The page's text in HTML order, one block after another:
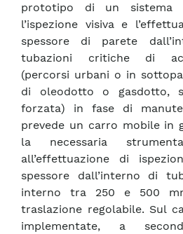
prototipo di un sistema
l’ispezione visiva e
spessore di parete
tubazioni critiche di
(percorsi urbani o in
di oleodotto o gasdotto,
forzata) in fase di
prevede un carro mobile in
la necessaria
all’effettuazione di
spessore dall’interno di
interno tra 250 e 500
traslazione regolabile. Sul
implementate, a